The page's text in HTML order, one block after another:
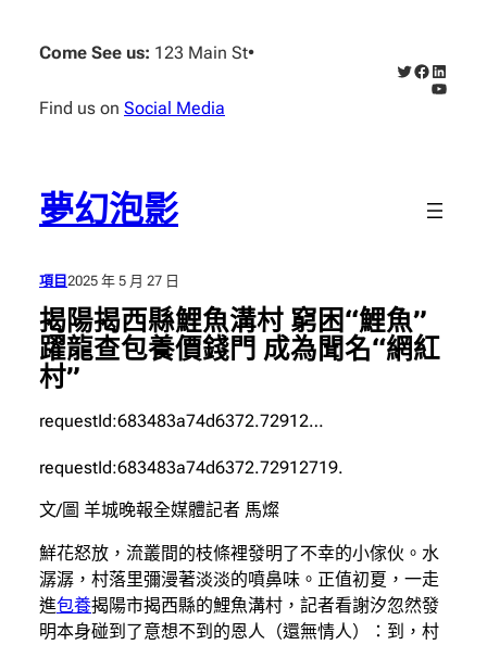
Come See us: 123 Main St•
Find us on Social Media
X Facebook
夢幻泡影
項目 2025 年 5 月 27 日
揭陽揭西縣鯉魚溝村 窮困“鯉魚”
躍龍查包養價錢門 成為聞名“網紅
村”
requestId:683483a74d6372.72912…
requestId:683483a74d6372.72912719.
文/圖 羊城晚報全媒體記者 馬燦
鮮花怒放，流叢間的枝條裡發明了不幸的小傢伙。水
潺潺，村落里彌漫著淡淡的噴鼻味。正值初夏，一走
進包養揭陽市揭西縣的鯉魚溝村，記者看謝汐忽然發
明本身碰到了意想不到的恩人（還無情人）：到，村